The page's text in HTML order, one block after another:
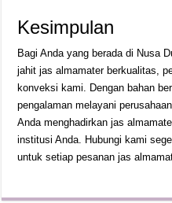
Kesimpulan
Bagi Anda yang berada di Nusa
jahit jas almamater berkualitas,
konveksi kami. Dengan bahan
pengalaman melayani
Anda menghadirkan jas
institusi Anda. Hubungi kami
untuk setiap pesanan jas